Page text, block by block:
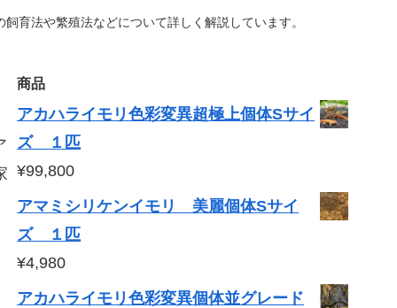
育法や繁殖法などについて詳しく解説しています。
商品
アカハライモリ色彩変異超極上個体Sサイ
ズ １匹
¥99,800
アマミシリケンイモリ 美麗個体Sサイ
ズ １匹
¥4,980
アカハライモリ色彩変異個体並グレード